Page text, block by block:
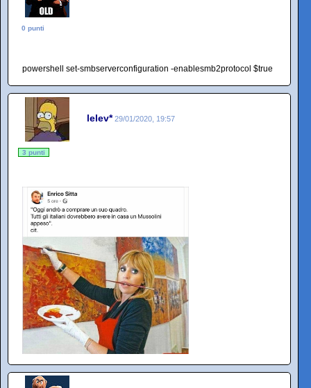
0 punti
powershell set-smbserverconfiguration -enablesmb2protocol $true
lelev* 29/01/2020, 19:57
3 punti